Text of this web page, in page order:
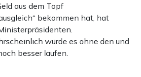
aus dem Topf
bekommen hat, hat
würde es ohne den und
besser laufen.